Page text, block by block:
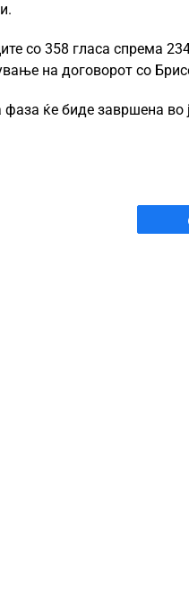
со 358 гласа спрема
на договорот со
фаза ќе биде завршена во